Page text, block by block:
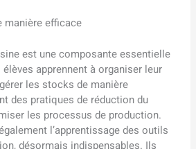
manière efficace
est une composante essentielle
apprennent à organiser leur
les stocks de manière
des pratiques de réduction du
les processus de production.
l’apprentissage des outils
désormais indispensables. Ils